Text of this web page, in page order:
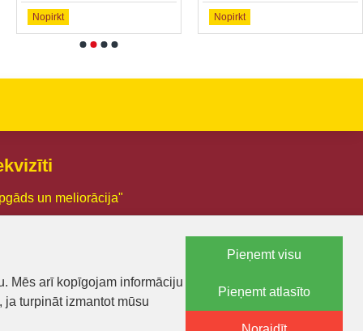
Nopirkt Nopirkt
un meliorācija"
Smiltene, Smiltenes novads, LV-4729
Mēs arī kopīgojam informāciju
turpināt izmantot mūsu
Pieņemt visu
Pieņemt atlasīto